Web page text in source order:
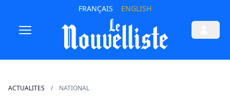
FRANÇAIS ENGLISH
ACTUALITES NATIONAL